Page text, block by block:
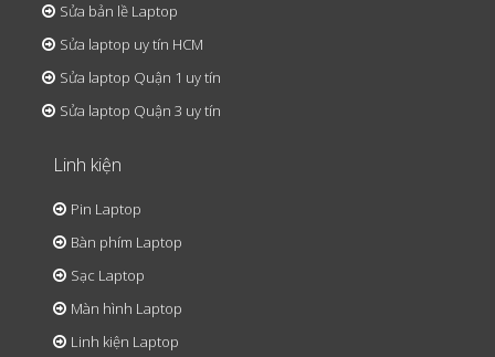
Sửa bản lề Laptop
Sửa laptop uy tín HCM
Sửa laptop Quận 1 uy tín
Sửa laptop Quận 3 uy tín
Linh kiện
Pin Laptop
Bàn phím Laptop
Sạc Laptop
Màn hình Laptop
Linh kiện Laptop